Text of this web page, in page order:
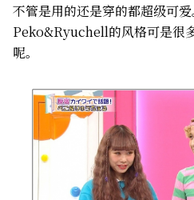
不管是用的还是穿的都超级可爱
Peko&Ryuchell的风格可是很
呢。